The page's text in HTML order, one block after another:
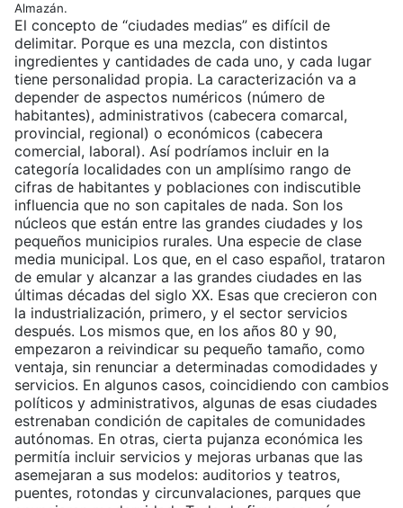
Almazán.
El concepto de “ciudades medias” es difícil de
delimitar. Porque es una mezcla, con distintos
ingredientes y cantidades de cada uno, y cada lugar
tiene personalidad propia. La caracterización va a
depender de aspectos numéricos (número de
habitantes), administrativos (cabecera comarcal,
provincial, regional) o económicos (cabecera
comercial, laboral). Así podríamos incluir en la
categoría localidades con un amplísimo rango de
cifras de habitantes y poblaciones con indiscutible
influencia que no son capitales de nada. Son los
núcleos que están entre las grandes ciudades y los
pequeños municipios rurales. Una especie de clase
media municipal. Los que, en el caso español, trataron
de emular y alcanzar a las grandes ciudades en las
últimas décadas del siglo XX. Esas que crecieron con
la industrialización, primero, y el sector servicios
después. Los mismos que, en los años 80 y 90,
empezaron a reivindicar su pequeño tamaño, como
ventaja, sin renunciar a determinadas comodidades y
servicios. En algunos casos, coincidiendo con cambios
políticos y administrativos, algunas de esas ciudades
estrenaban condición de capitales de comunidades
autónomas. En otras, cierta pujanza económica les
permitía incluir servicios y mejoras urbanas que las
asemejaran a sus modelos: auditorios y teatros,
puentes, rotondas y circunvalaciones, parques que